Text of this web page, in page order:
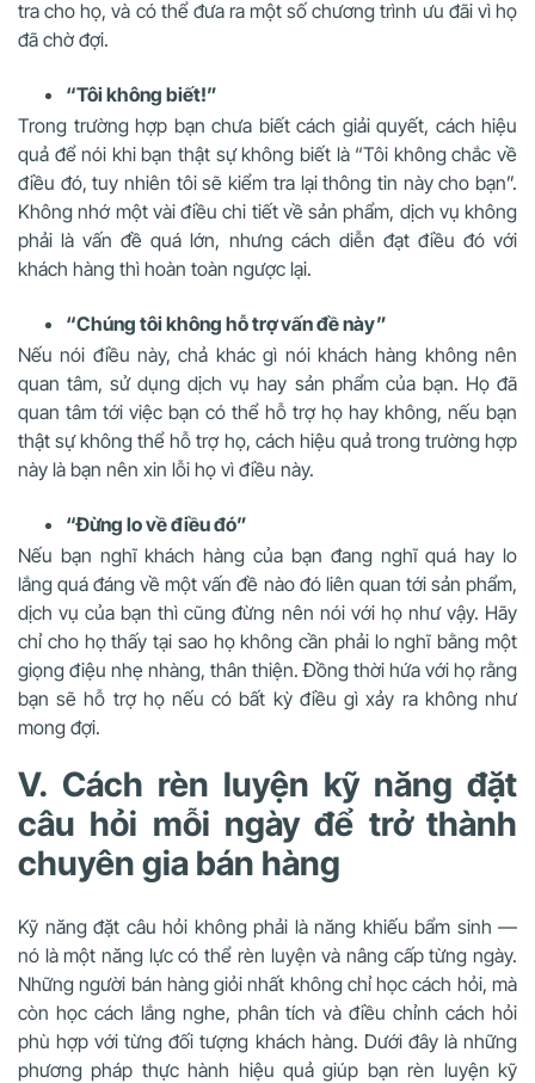
tra cho họ, và có thể đưa ra một số chương trình ưu đãi vì họ
đã chờ đợi.
“Tôi không biết!”
Trong trường hợp bạn chưa biết cách giải quyết, cách hiệu
quả để nói khi bạn thật sự không biết là “Tôi không chắc về
điều đó, tuy nhiên tôi sẽ kiểm tra lại thông tin này cho bạn”.
Không nhớ một vài điều chi tiết về sản phẩm, dịch vụ không
phải là vấn đề quá lớn, nhưng cách diễn đạt điều đó với
khách hàng thì hoàn toàn ngược lại.
“Chúng tôi không hỗ trợ vấn đề này”
Nếu nói điều này, chả khác gì nói khách hàng không nên
quan tâm, sử dụng dịch vụ hay sản phẩm của bạn. Họ đã
quan tâm tới việc bạn có thể hỗ trợ họ hay không, nếu bạn
thật sự không thể hỗ trợ họ, cách hiệu quả trong trường hợp
này là bạn nên xin lỗi họ vì điều này.
“Đừng lo về điều đó”
Nếu bạn nghĩ khách hàng của bạn đang nghĩ quá hay lo
lắng quá đáng về một vấn đề nào đó liên quan tới sản phẩm,
dịch vụ của bạn thì cũng đừng nên nói với họ như vậy. Hãy
chỉ cho họ thấy tại sao họ không cần phải lo nghĩ bằng một
giọng điệu nhẹ nhàng, thân thiện. Đồng thời hứa với họ rằng
bạn sẽ hỗ trợ họ nếu có bất kỳ điều gì xảy ra không như
mong đợi.
V. Cách rèn luyện kỹ năng đặt
câu hỏi mỗi ngày để trở thành
chuyên gia bán hàng
Kỹ năng đặt câu hỏi không phải là năng khiếu bẩm sinh —
nó là một năng lực có thể rèn luyện và nâng cấp từng ngày.
Những người bán hàng giỏi nhất không chỉ học cách hỏi, mà
còn học cách lắng nghe, phân tích và điều chỉnh cách hỏi
phù hợp với từng đối tượng khách hàng. Dưới đây là những
phương pháp thực hành hiệu quả giúp bạn rèn luyện kỹ